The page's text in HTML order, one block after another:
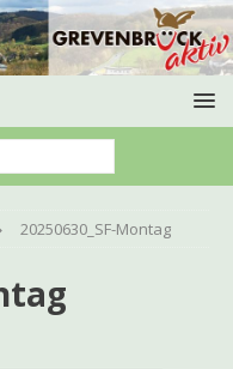
20250630_SF-Montag